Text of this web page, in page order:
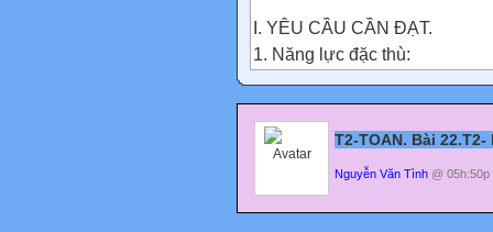
I. YÊU CẦU CẦN ĐẠT.
1. Năng lực đặc thù:
- Thực hiện được các phép
nhớ
không quá
ba lượt và không liên tiếp).
- Thực hiện được thao tác tư
2. Năng lực chung.
T2-TOAN. Bài 22.T2-
Nguyễn Văn Tình @ 05h:50p